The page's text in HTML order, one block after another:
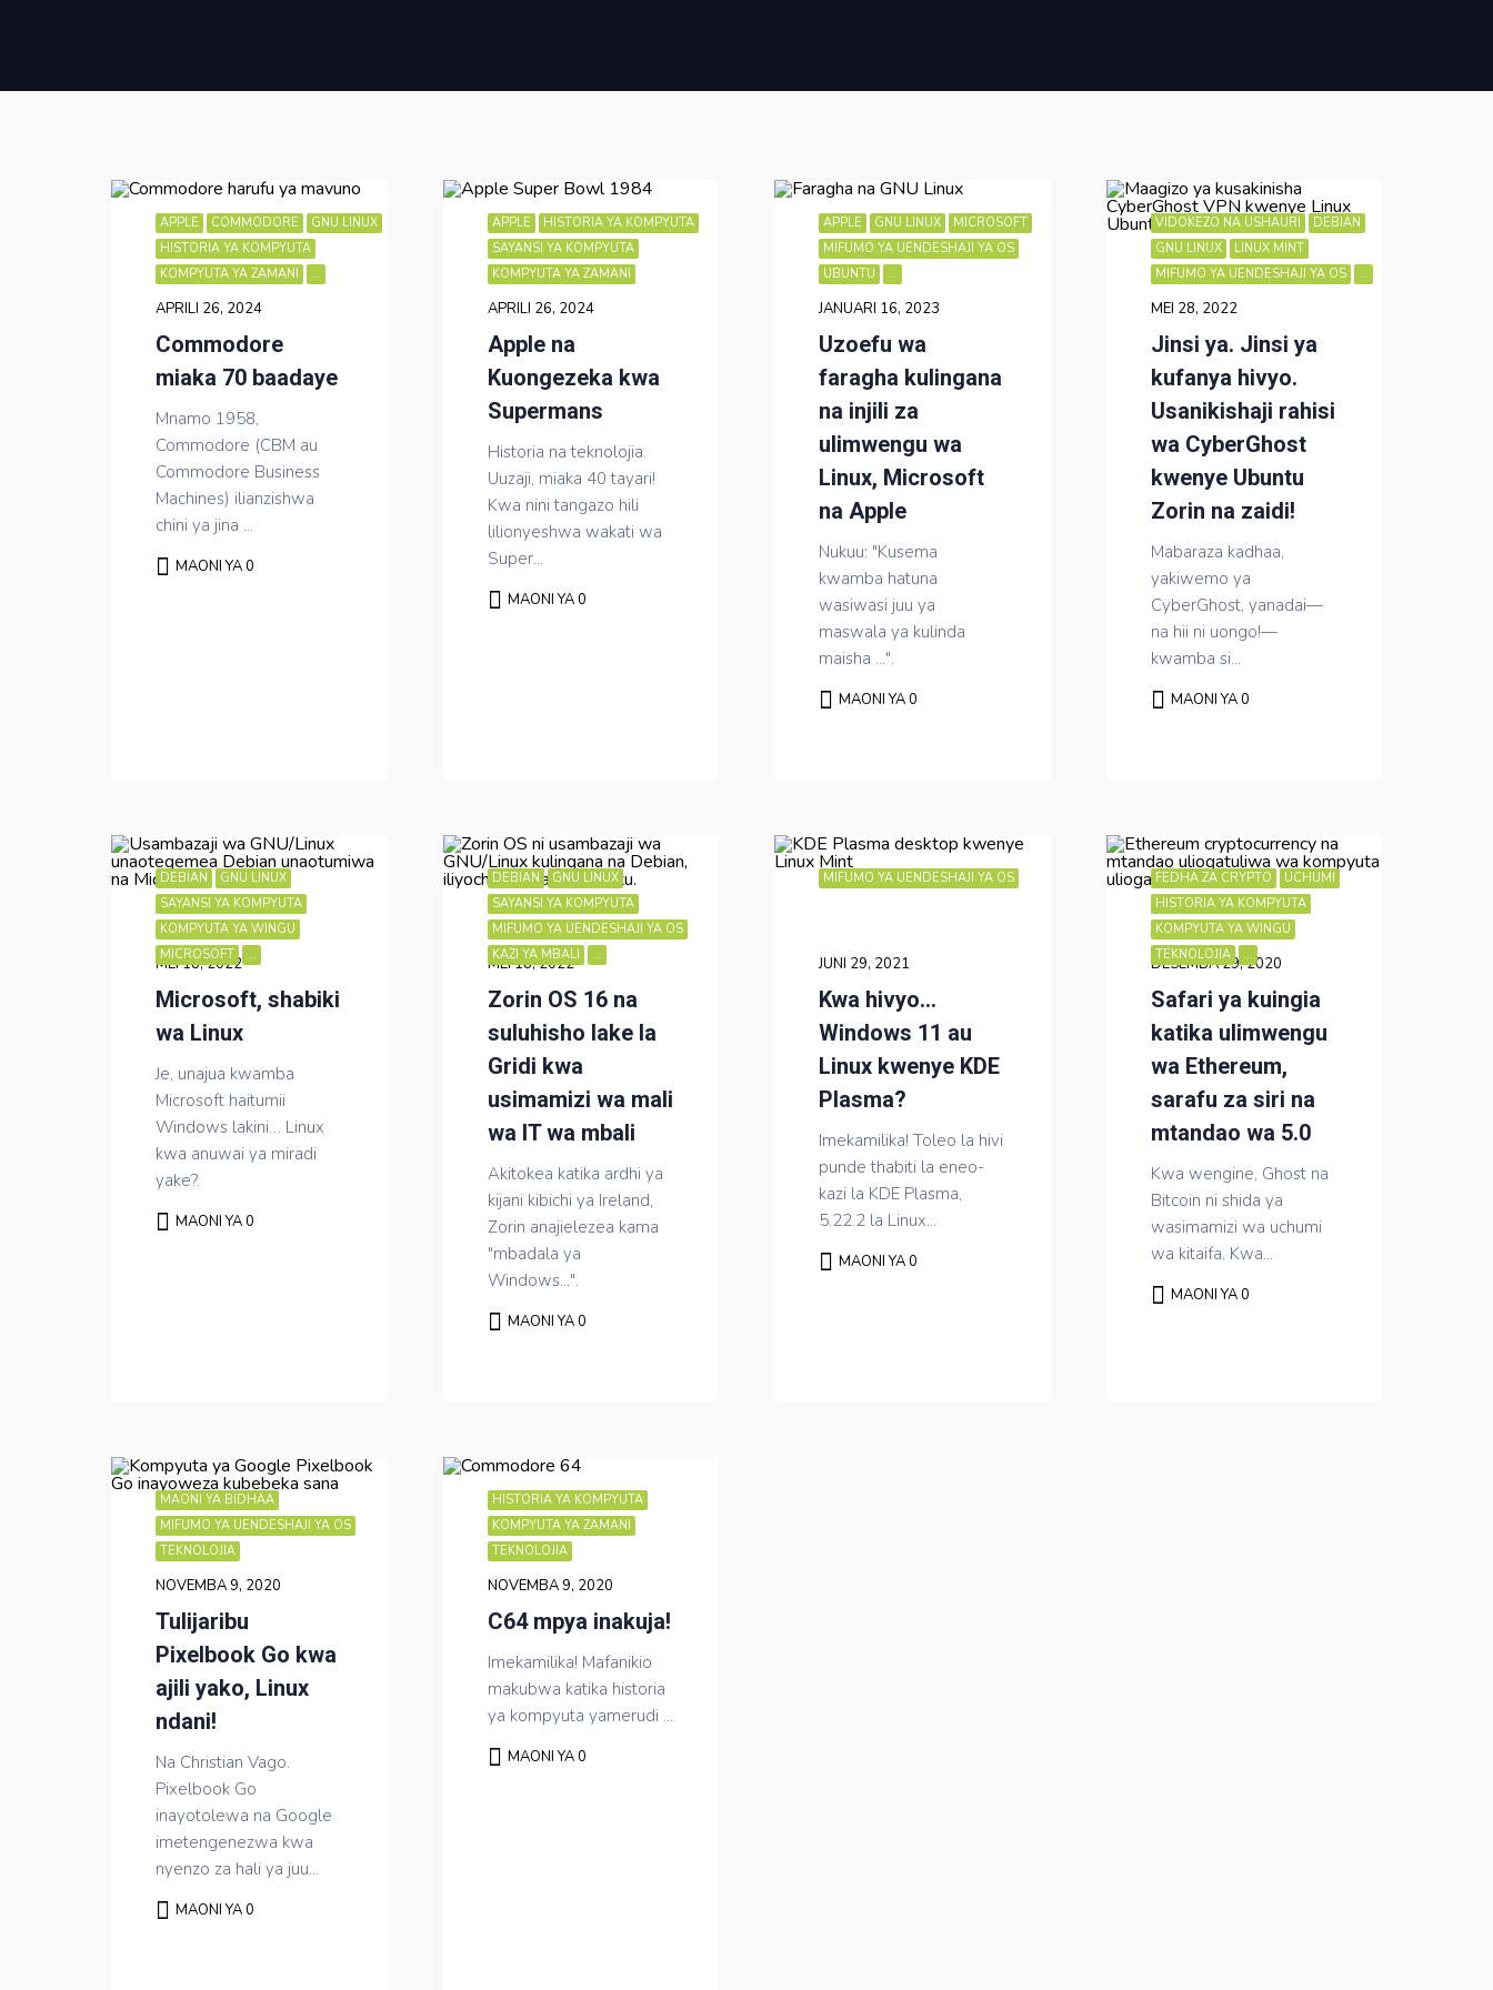
APPLE COMMODORE
GNU LINUX
HISTORIA YA KOMPYUTA
KOMPYUTA YA ZAMANI
...
APRILI 26, 2024
Commodore
miaka 70 baadaye
Mnamo 1958,
Commodore (CBM au
Commodore Business
Machines) ilianzishwa
chini ya jina ...
MAONI YA 0
APPLE
HISTORIA YA KOMPYUTA
SAYANSI YA KOMPYUTA
KOMPYUTA YA ZAMANI
APRILI 26, 2024
Apple na
Kuongezeka kwa
Supermans
Historia na teknolojia.
Uuzaji, miaka 40 tayari!
Kwa nini tangazo hili
lilionyeshwa wakati wa
Super...
MAONI YA 0
APPLE GNU LINUX
MICROSOFT
MIFUMO YA UENDESHAJI YA OS
UBUNTU
...
JANUARI 16, 2023
Uzoefu wa
faragha kulingana
na injili za
ulimwengu wa
Linux, Microsoft
na Apple
Nukuu: "Kusema
kwamba hatuna
wasiwasi juu ya
maswala ya kulinda
maisha ...".
MAONI YA 0
VIDOKEZO NA USHAURI
DEBIAN
GNU LINUX
LINUX MINT
MIFUMO YA UENDESHAJI YA OS
...
MEI 28, 2022
Jinsi ya. Jinsi ya
kufanya hivyo.
Usanikishaji rahisi
wa CyberGhost
kwenye Ubuntu
Zorin na zaidi!
Mabaraza kadhaa,
yakiwemo ya
CyberGhost, yanadai—
na hii ni uongo!—
kwamba si...
MAONI YA 0
DEBIAN
GNU LINUX
SAYANSI YA KOMPYUTA
KOMPYUTA YA WINGU
MICROSOFT
...
MEI 18, 2022
Microsoft, shabiki
wa Linux
Je, unajua kwamba
Microsoft haitumii
Windows lakini… Linux
kwa anuwai ya miradi
yake?.
MAONI YA 0
DEBIAN
GNU LINUX
SAYANSI YA KOMPYUTA
MIFUMO YA UENDESHAJI YA OS
KAZI YA MBALI
...
MEI 18, 2022
Zorin OS 16 na
suluhisho lake la
Gridi kwa
usimamizi wa mali
wa IT wa mbali
Akitokea katika ardhi ya
kijani kibichi ya Ireland,
Zorin anajielezea kama
"mbadala ya
Windows...".
MAONI YA 0
MIFUMO YA UENDESHAJI YA OS
JUNI 29, 2021
Kwa hivyo…
Windows 11 au
Linux kwenye KDE
Plasma?
Imekamilika! Toleo la hivi
punde thabiti la eneo-
kazi la KDE Plasma,
5.22.2 la Linux...
MAONI YA 0
FEDHA ZA CRYPTO
UCHUMI
HISTORIA YA KOMPYUTA
KOMPYUTA YA WINGU
TEKNOLOJIA
...
DESEMBA 29, 2020
Safari ya kuingia
katika ulimwengu
wa Ethereum,
sarafu za siri na
mtandao wa 5.0
Kwa wengine, Ghost na
Bitcoin ni shida ya
wasimamizi wa uchumi
wa kitaifa. Kwa...
MAONI YA 0
MAONI YA BIDHAA
MIFUMO YA UENDESHAJI YA OS
TEKNOLOJIA
NOVEMBA 9, 2020
Tulijaribu
Pixelbook Go kwa
ajili yako, Linux
ndani!
Na Christian Vago.
Pixelbook Go
inayotolewa na Google
imetengenezwa kwa
nyenzo za hali ya juu...
MAONI YA 0
HISTORIA YA KOMPYUTA
KOMPYUTA YA ZAMANI
TEKNOLOJIA
NOVEMBA 9, 2020
C64 mpya inakuja!
Imekamilika! Mafanikio
makubwa katika historia
ya kompyuta yamerudi ...
MAONI YA 0